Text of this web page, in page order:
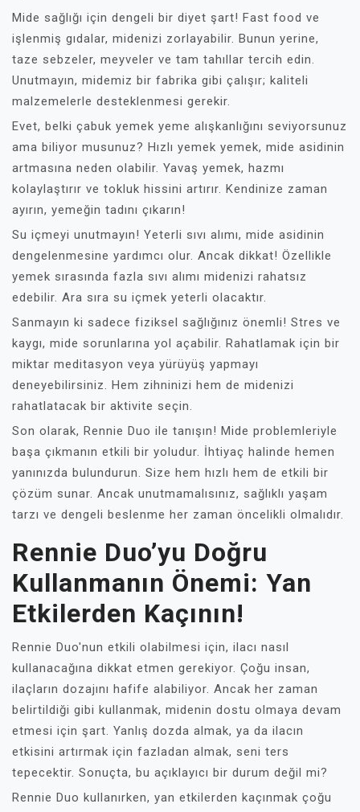
Mide sağlığı için dengeli bir diyet şart! Fast food ve
işlenmiş gıdalar, midenizi zorlayabilir. Bunun yerine,
taze sebzeler, meyveler ve tam tahıllar tercih edin.
Unutmayın, midemiz bir fabrika gibi çalışır; kaliteli
malzemelerle desteklenmesi gerekir.
Evet, belki çabuk yemek yeme alışkanlığını seviyorsunuz
ama biliyor musunuz? Hızlı yemek yemek, mide asidinin
artmasına neden olabilir. Yavaş yemek, hazmı
kolaylaştırır ve tokluk hissini artırır. Kendinize zaman
ayırın, yemeğin tadını çıkarın!
Su içmeyi unutmayın! Yeterli sıvı alımı, mide asidinin
dengelenmesine yardımcı olur. Ancak dikkat! Özellikle
yemek sırasında fazla sıvı alımı midenizi rahatsız
edebilir. Ara sıra su içmek yeterli olacaktır.
Sanmayın ki sadece fiziksel sağlığınız önemli! Stres ve
kaygı, mide sorunlarına yol açabilir. Rahatlamak için bir
miktar meditasyon veya yürüyüş yapmayı
deneyebilirsiniz. Hem zihninizi hem de midenizi
rahatlatacak bir aktivite seçin.
Son olarak, Rennie Duo ile tanışın! Mide problemleriyle
başa çıkmanın etkili bir yoludur. İhtiyaç halinde hemen
yanınızda bulundurun. Size hem hızlı hem de etkili bir
çözüm sunar. Ancak unutmamalısınız, sağlıklı yaşam
tarzı ve dengeli beslenme her zaman öncelikli olmalıdır.
Rennie Duo’yu Doğru
Kullanmanın Önemi: Yan
Etkilerden Kaçının!
Rennie Duo'nun etkili olabilmesi için, ilacı nasıl
kullanacağına dikkat etmen gerekiyor. Çoğu insan,
ilaçların dozajını hafife alabiliyor. Ancak her zaman
belirtildiği gibi kullanmak, midenin dostu olmaya devam
etmesi için şart. Yanlış dozda almak, ya da ilacın
etkisini artırmak için fazladan almak, seni ters
tepecektir. Sonuçta, bu açıklayıcı bir durum değil mi?
Rennie Duo kullanırken, yan etkilerden kaçınmak çoğu